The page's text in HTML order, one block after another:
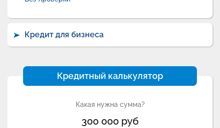
Кредит для бизнеса
Кредитный калькулятор
Какая нужна сумма?
300 000 руб